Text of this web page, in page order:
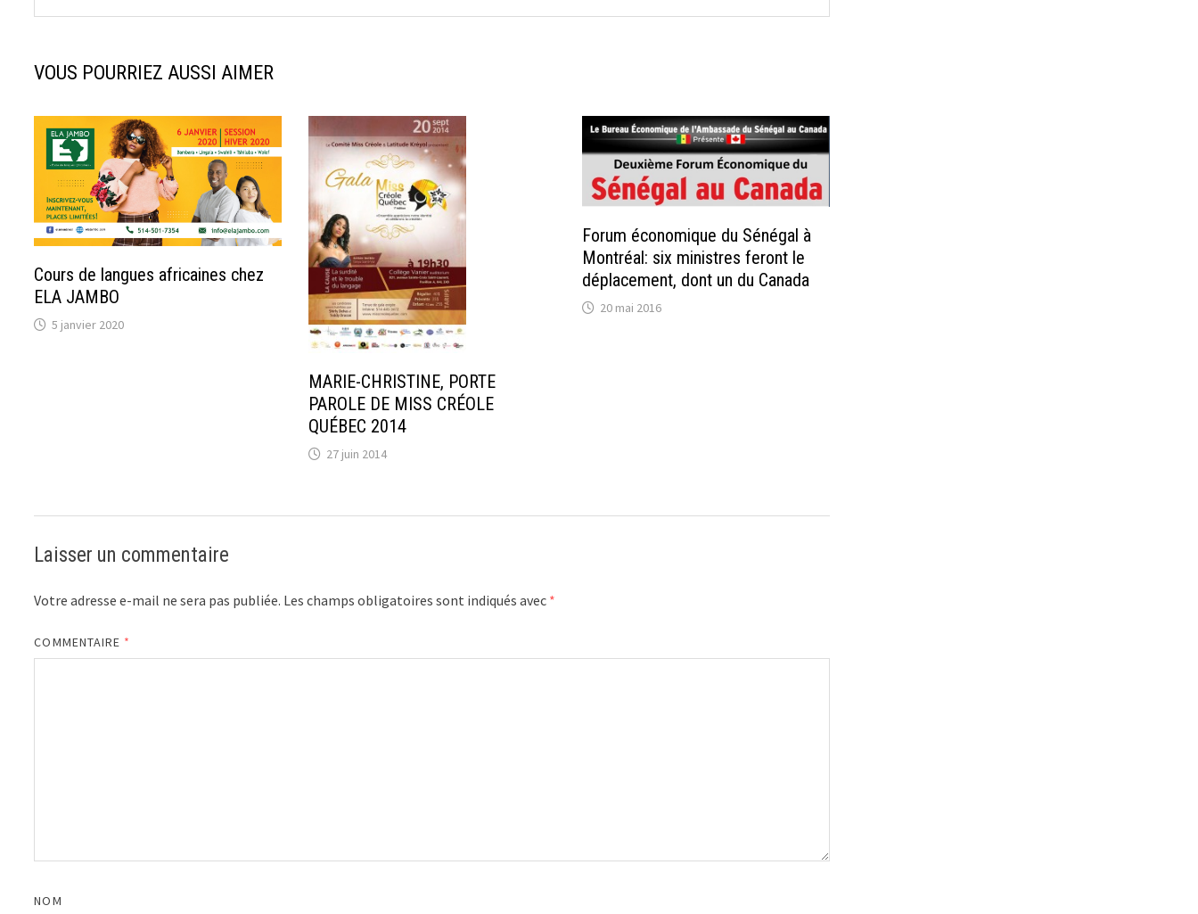
VOUS POURRIEZ AUSSI AIMER
Cours de langues africaines chez
ELA JAMBO
5 janvier 2020
MARIE-CHRISTINE, PORTE
PAROLE DE MISS CRÉOLE
QUÉBEC 2014
27 juin 2014
Forum économique du Sénégal à
Montréal: six ministres feront le
déplacement, dont un du Canada
20 mai 2016
Laisser un commentaire
Votre adresse e-mail ne sera pas publiée. Les champs obligatoires sont indiqués avec *
COMMENTAIRE *
NOM